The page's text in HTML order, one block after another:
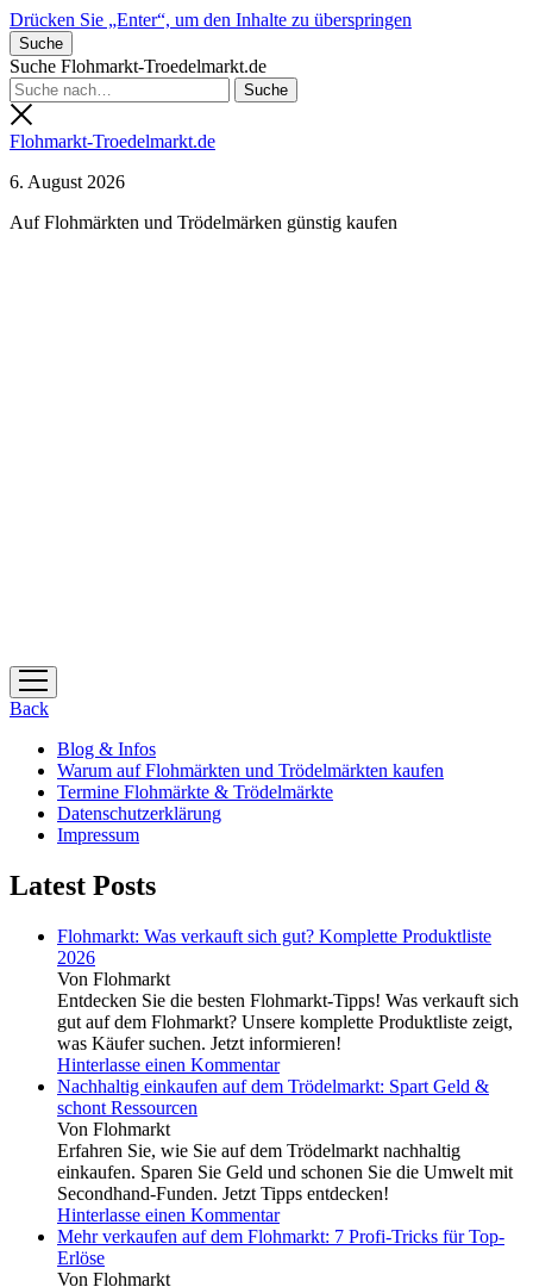
Drücken Sie „Enter“, um den Inhalte zu überspringen
Suche
Suche Flohmarkt-Troedelmarkt.de
Flohmarkt-Troedelmarkt.de
6. August 2026
Auf Flohmärkten und Trödelmärken günstig kaufen
Menü
öffnen
Back
Blog & Infos
Warum auf Flohmärkten und Trödelmärkten kaufen
Termine Flohmärkte & Trödelmärkte
Datenschutzerklärung
Impressum
Latest Posts
Flohmarkt: Was verkauft sich gut? Komplette Produktliste
2026
Von Flohmarkt
Entdecken Sie die besten Flohmarkt-Tipps! Was verkauft sich
gut auf dem Flohmarkt? Unsere komplette Produktliste zeigt,
was Käufer suchen. Jetzt informieren!
Hinterlasse einen Kommentar
Nachhaltig einkaufen auf dem Trödelmarkt: Spart Geld &
schont Ressourcen
Von Flohmarkt
Erfahren Sie, wie Sie auf dem Trödelmarkt nachhaltig
einkaufen. Sparen Sie Geld und schonen Sie die Umwelt mit
Secondhand-Funden. Jetzt Tipps entdecken!
Hinterlasse einen Kommentar
Mehr verkaufen auf dem Flohmarkt: 7 Profi-Tricks für Top-
Erlöse
Von Flohmarkt